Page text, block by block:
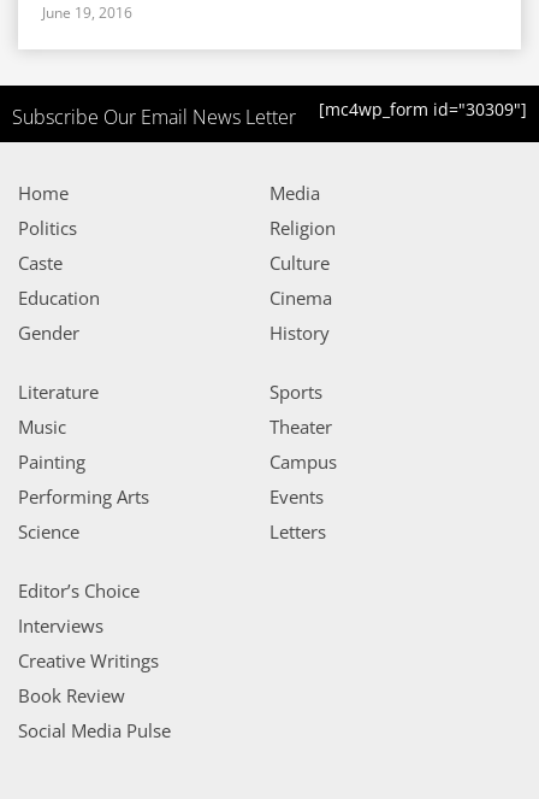
June 19, 2016
Subscribe Our Email News Letter [mc4wp_form id="30309"]
Home
Politics
Caste
Education
Gender
Media
Religion
Culture
Cinema
History
Literature
Music
Painting
Performing Arts
Science
Sports
Theater
Campus
Events
Letters
Editor’s Choice
Interviews
Creative Writings
Book Review
Social Media Pulse